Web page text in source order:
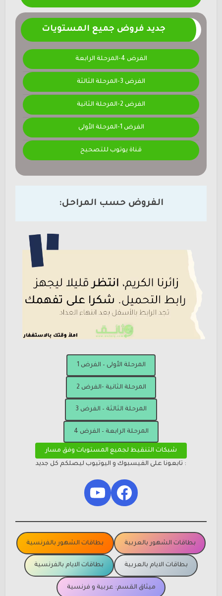
جديد فروض جميع المستويات
الفرض 4-المرحلة الرابعة
الفرض 3-المرحلة الثالثة
الفرض 2-المرحلة الثانية
الفرض 1-المرحلة الأولى
قناة يوتوب للتصحيح
الفروض حسب المراحل:
المرحلة الأولى – الفرض 1
المرحلة الثانية -الفرض 2
المرحلة الثالثة – الفرض 3
المرحلة الرابعة – الفرض 4
شبكات التنقيط لجميع المستويات وفق مسار
: تابعونا على الفيسبوك و اليوتيوب ليصلكم كل جديد
Facebook
YouTube
بطاقات الشهور بالعربية بطاقات الشهور بالفرنسية
بطاقات الايام بالعربية بطاقات الايام بالفرنسية
ميثاق القسم: عربية و فرنسية